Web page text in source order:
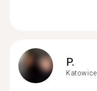
P.
Katowice